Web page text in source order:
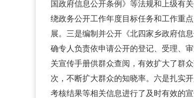
国政府信息公开条例》等法规和上级有
绕政务公开工作年度目标任务和工作重
展。三是编制并公开《北四家乡政府信
确专人负责依申请公开的登记、受理、
关宣传手册供群众查阅，有效扩大了群
次，不断扩大群众的知晓率。六是扎实
考核结果等相关信息进行了及时有效的